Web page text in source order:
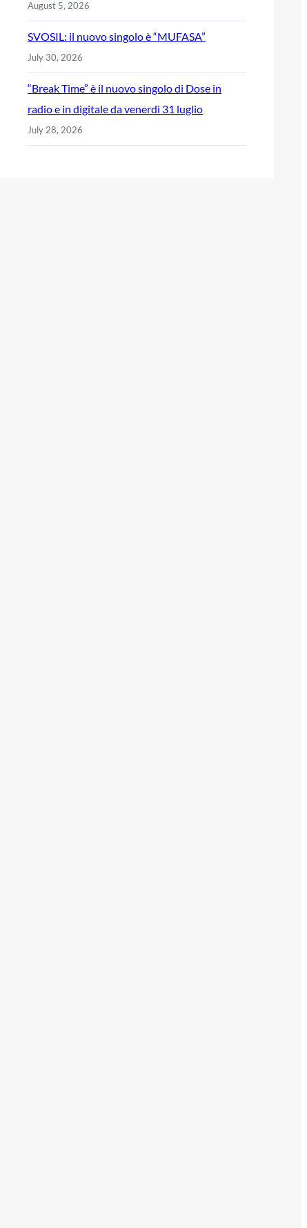
August 5, 2026
SVOSIL: il nuovo singolo è “MUFASA”
July 30, 2026
“Break Time” è il nuovo singolo di Dose in
radio e in digitale da venerdì 31 luglio
July 28, 2026